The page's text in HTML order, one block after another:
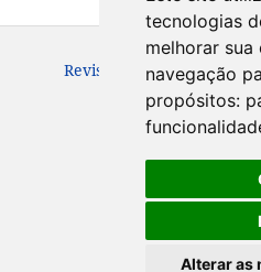
tecnologias
melhorar sua
navegação
propósitos:
Alterar as
Revista Brasileira de
ISSN: